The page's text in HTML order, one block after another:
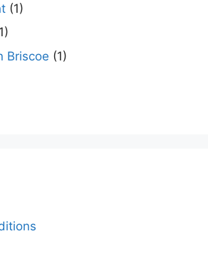
(1)
Briscoe (1)